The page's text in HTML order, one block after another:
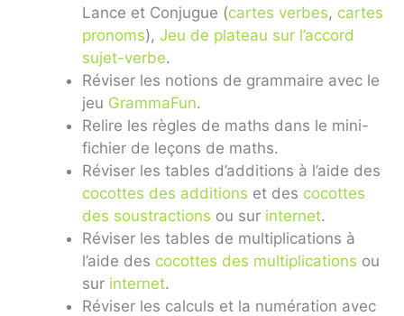
Lance et Conjugue (cartes verbes, cartes
pronoms), Jeu de plateau sur l’accord
sujet-verbe.
Réviser les notions de grammaire avec le
jeu GrammaFun.
Relire les règles de maths dans le mini-
fichier de leçons de maths.
Réviser les tables d’additions à l’aide des
cocottes des additions et des cocottes
des soustractions ou sur internet.
Réviser les tables de multiplications à
l’aide des cocottes des multiplications ou
sur internet.
Réviser les calculs et la numération avec